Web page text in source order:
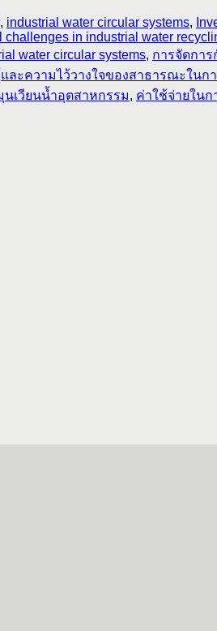
, industrial water circular systems,
challenges in industrial water
water circular systems, การจัดกา
ละความไว้วางใจของสาธารณะในก
เวียนน้ำอุตสาหกรรม, ค่าใช้จ่ายใน